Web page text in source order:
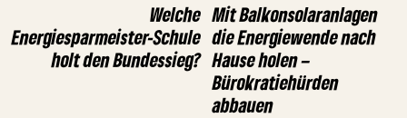
Welche
Energiesparmeister-Schule
holt den Bundessieg?
Mit Balkonsolaranlagen
die Energiewende nach
Hause holen –
Bürokratiehürden
abbauen